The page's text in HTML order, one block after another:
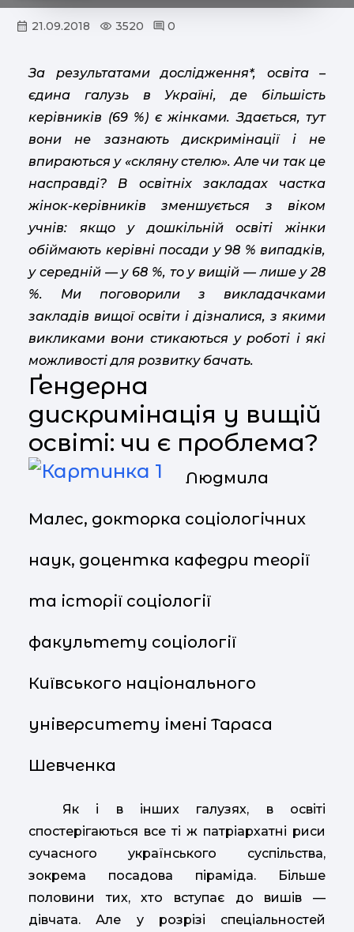
21.09.2018 3520 0
За результатами дослідження*, освіта –
єдина галузь в Україні, де більшість
керівників (69 %) є жінками. Здається, тут
вони не зазнають дискримінації і не
впираються у «скляну стелю». Але чи так це
насправді? В освітніх закладах частка
жінок-керівників зменшується з віком
учнів: якщо у дошкільній освіті жінки
обіймають керівні посади у 98 % випадків,
у середній — у 68 %, то у вищій — лише у 28
%. Ми поговорили з викладачками
закладів вищої освіти і дізналися, з якими
викликами вони стикаються у роботі і які
можливості для розвитку бачать.
Ґендерна
дискримінація у вищій
освіті: чи є проблема?
Людмила
Малес, докторка соціологічних
наук, доцентка кафедри теорії
та історії соціології
факультету соціології
Київського національного
університету імені Тараса
Шевченка
Як і в інших галузях, в освіті
спостерігаються все ті ж патріархатні риси
сучасного українського суспільства,
зокрема посадова піраміда. Більше
половини тих, хто вступає до вишів —
дівчата. Але у розрізі спеціальностей